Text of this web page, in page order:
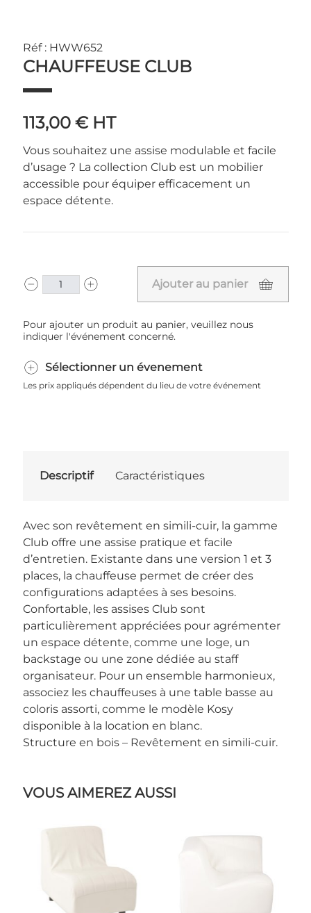
Réf : HWW652
CHAUFFEUSE CLUB
113,00 € HT
Vous souhaitez une assise modulable et facile
d’usage ? La collection Club est un mobilier
accessible pour équiper efficacement un
espace détente.
Ajouter au panier
Pour ajouter un produit au panier, veuillez nous
indiquer l'événement concerné.
Sélectionner un évenement
Les prix appliqués dépendent du lieu de votre événement
Descriptif Caractéristiques
Avec son revêtement en simili-cuir, la gamme
Club offre une assise pratique et facile
d’entretien. Existante dans une version 1 et 3
places, la chauffeuse permet de créer des
configurations adaptées à ses besoins.
Confortable, les assises Club sont
particulièrement appréciées pour agrémenter
un espace détente, comme une loge, un
backstage ou une zone dédiée au staff
organisateur. Pour un ensemble harmonieux,
associez les chauffeuses à une table basse au
coloris assorti, comme le modèle Kosy
disponible à la location en blanc.
Structure en bois – Revêtement en simili-cuir.
VOUS AIMEREZ AUSSI